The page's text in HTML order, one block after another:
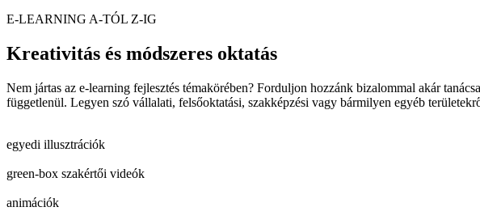
E-LEARNING A-TÓL Z-IG
Kreativitás és módszeres oktatás
Nem jártas az e-learning fejlesztés témakörében? Forduljon hozzánk bizalommal akár
függetlenül. Legyen szó vállalati, felsőoktatási, szakképzési vagy bármilyen egyéb
egyedi illusztrációk
green-box szakértői videók
animációk